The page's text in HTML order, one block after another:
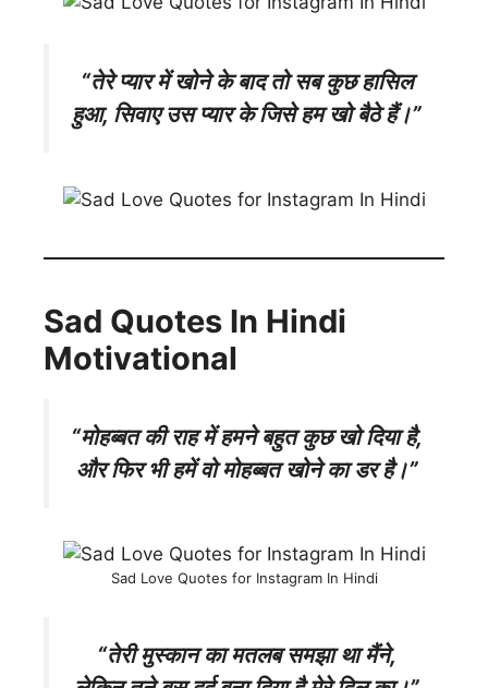
“तेरे प्यार में खोने के बाद तो सब कुछ हासिल
हुआ, सिवाए उस प्यार के जिसे हम खो बैठे हैं।”
Sad Quotes In Hindi
Motivational
“मोहब्बत की राह में हमने बहुत कुछ खो दिया है,
और फिर भी हमें वो मोहब्बत खोने का डर है।”
Sad Love Quotes for Instagram In Hindi
“तेरी मुस्कान का मतलब समझा था मैंने,